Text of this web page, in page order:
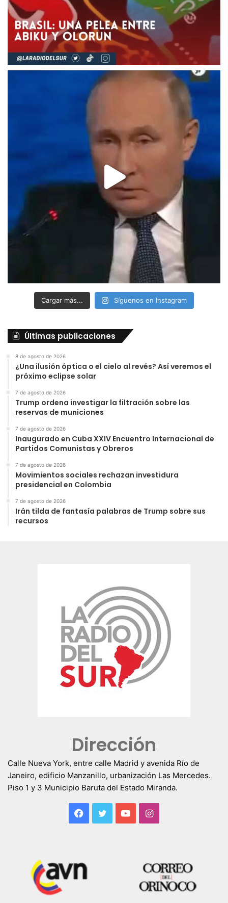
Cargar más... Síguenos en Instagram
Últimas publicaciones
8 de agosto de 2026
¿Una ilusión óptica o el cielo al revés? Así veremos el
próximo eclipse solar
7 de agosto de 2026
Trump ordena investigar la filtración sobre las
reservas de municiones
7 de agosto de 2026
Inaugurado en Cuba XXIV Encuentro Internacional de
Partidos Comunistas y Obreros
7 de agosto de 2026
Movimientos sociales rechazan investidura
presidencial en Colombia
7 de agosto de 2026
Irán tilda de fantasía palabras de Trump sobre sus
recursos
Dirección
Calle Nueva York, entre calle Madrid y avenida Río de
Janeiro, edificio Manzanillo, urbanización Las Mercedes.
Piso 1 y 3 Municipio Baruta del Estado Miranda.
Facebook
TwitterYouTubeInstagram